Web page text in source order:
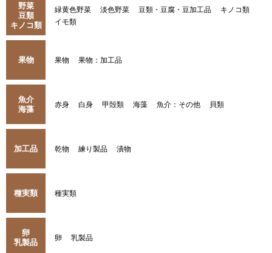
野菜
豆類
キノコ類
緑黄色野菜 淡色野菜 豆類・豆腐・豆加工品
キノコ類
イモ類
果物 果物 果物：加工品
魚介
海藻
赤身 白身 甲殻類 海藻 魚介：その他 貝類
加工品 乾物 練り製品 漬物
種実類 種実類
卵
乳製品
卵 乳製品